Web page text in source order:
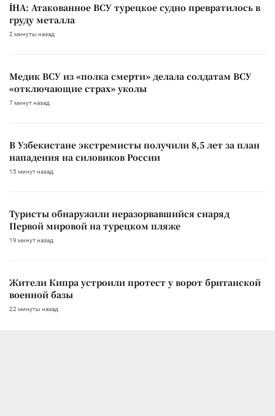
İHA: Атакованное ВСУ турецкое судно превратилось в
груду металла
2 минуты назад
Медик ВСУ из «полка смерти» делала солдатам ВСУ
«отключающие страх» уколы
7 минут назад
В Узбекистане экстремисты получили 8,5 лет за план
нападения на силовиков России
15 минут назад
Туристы обнаружили неразорвавшийся снаряд
Первой мировой на турецком пляже
19 минут назад
Жители Кипра устроили протест у ворот британской
военной базы
22 минуты назад